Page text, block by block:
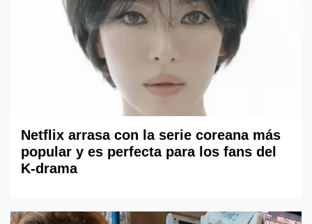
Netflix arrasa con la serie coreana más
popular y es perfecta para los fans del
K-drama